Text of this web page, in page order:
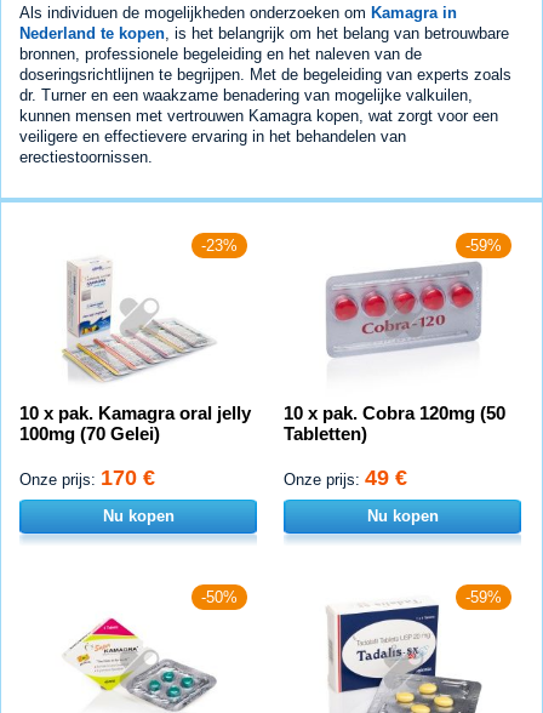
Als individuen de mogelijkheden onderzoeken om Kamagra in
Nederland te kopen , is het belangrijk om het belang van betrouwbare
bronnen, professionele begeleiding en het naleven van de
doseringsrichtlijnen te begrijpen. Met de begeleiding van experts zoals
dr. Turner en een waakzame benadering van mogelijke valkuilen,
kunnen mensen met vertrouwen Kamagra kopen, wat zorgt voor een
veiligere en effectievere ervaring in het behandelen van
erectiestoornissen.
-23%
10 x pak. Kamagra oral jelly
100mg (70 Gelei)
Onze prijs: 170 €
Nu kopen
-59%
10 x pak. Cobra 120mg (50
Tabletten)
Onze prijs: 49 €
Nu kopen
-50% -59%